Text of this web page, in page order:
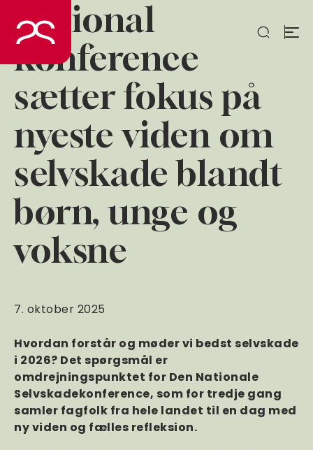
indhold
National
konference
sætter fokus på
nyeste viden om
selvskade blandt
børn, unge og
voksne
7. oktober 2025
Hvordan forstår og møder vi bedst selvskade
i 2026? Det spørgsmål er
omdrejningspunktet for Den Nationale
Selvskadekonference, som for tredje gang
samler fagfolk fra hele landet til en dag med
ny viden og fælles refleksion.